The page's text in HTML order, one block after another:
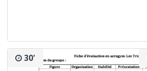
30'